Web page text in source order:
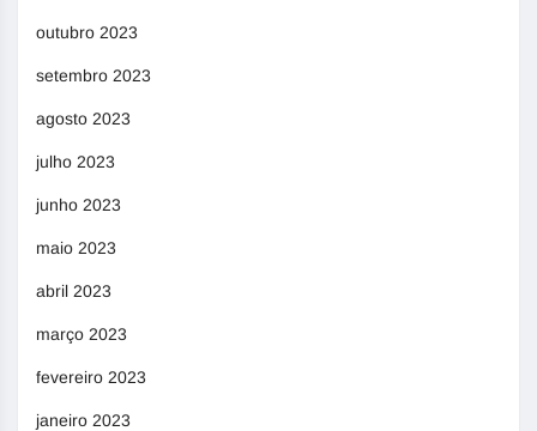
outubro 2023
setembro 2023
agosto 2023
julho 2023
junho 2023
maio 2023
abril 2023
março 2023
fevereiro 2023
janeiro 2023